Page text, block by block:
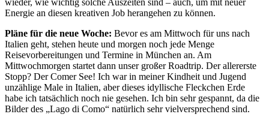
Energie an diesen kreativen Job herangehen zu können.
Pläne für die neue Woche: Bevor es am Mittwoch für uns nach
Italien geht, stehen heute und morgen noch jede Menge
Reisevorbereitungen und Termine in München an. Am
Mittwochmorgen startet dann unser großer Roadtrip. Der allererste
Stopp? Der Comer See! Ich war in meiner Kindheit und Jugend
unzählige Male in Italien, aber dieses idyllische Fleckchen Erde
habe ich tatsächlich noch nie gesehen. Ich bin sehr gespannt, da die
Bilder des „Lago di Como“ natürlich sehr vielversprechend sind.